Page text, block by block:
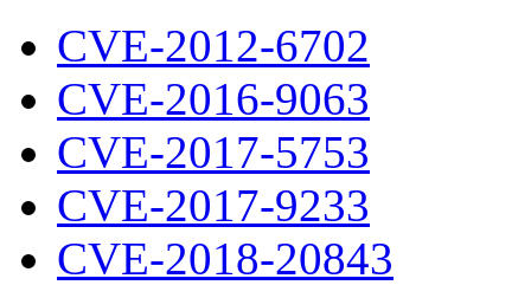
CVE-2012-6702
CVE-2016-9063
CVE-2017-5753
CVE-2017-9233
CVE-2018-20843